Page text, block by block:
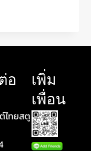
อ
ไทยสตู
เพิ่ม
เพื่อน